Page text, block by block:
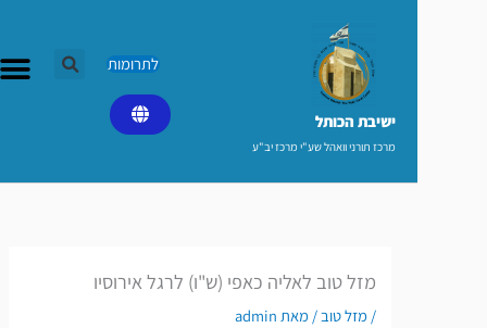
ישיבת הכותל​
מרכז תורני וואהל שע"י מרכז יב"ע
לתרומות
מזל טוב לאליה כאפי (ש"ו) לרגל אירוסיו
מזל טוב/ מאת admin